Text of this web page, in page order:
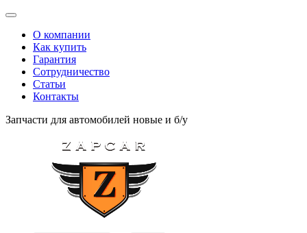
О компании
Как купить
Гарантия
Сотрудничество
Статьи
Контакты
Запчасти для автомобилей новые и б/у